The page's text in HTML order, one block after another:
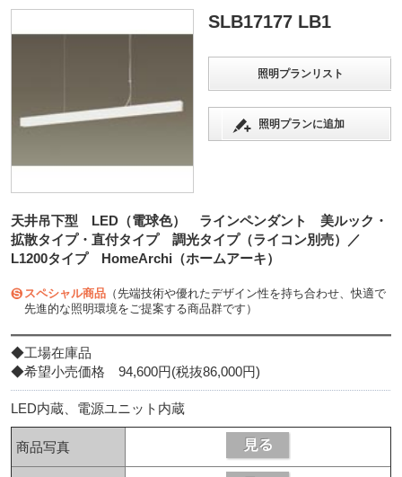
SLB17177 LB1
照明プランリスト
照明プランに追加
天井吊下型 LED（電球色） ラインペンダント 美ルック・
拡散タイプ・直付タイプ 調光タイプ（ライコン別売）／
L1200タイプ HomeArchi（ホームアーキ）
スペシャル商品 （先端技術や優れたデザイン性を持ち合わせ、快適で
先進的な照明環境をご提案する商品群です）
◆工場在庫品
◆希望小売価格 94,600円(税抜86,000円)
LED内蔵、電源ユニット内蔵
商品写真